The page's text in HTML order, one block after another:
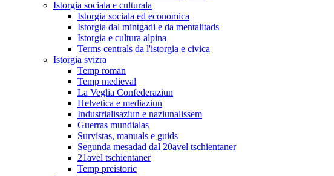
Istorgia sociala e culturala
Istorgia sociala ed economica
Istorgia dal mintgadi e da mentalitads
Istorgia e cultura alpina
Terms centrals da l'istorgia e civica
Istorgia svizra
Temp roman
Temp medieval
La Veglia Confederaziun
Helvetica e mediaziun
Industrialisaziun e naziunalissem
Guerras mundialas
Survistas, manuals e guids
Segunda mesadad dal 20avel tschientaner
21avel tschientaner
Temp preistoric